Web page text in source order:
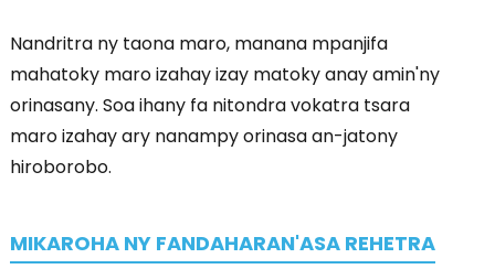
Nandritra ny taona maro, manana mpanjifa
mahatoky maro izahay izay matoky anay amin'ny
orinasany. Soa ihany fa nitondra vokatra tsara
maro izahay ary nanampy orinasa an-jatony
hiroborobo.
MIKAROHA NY FANDAHARAN'ASA REHETRA